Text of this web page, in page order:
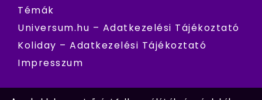
Témák
Universum.hu – Adatkezelési Tájékoztató
Koliday – Adatkezelési Tájékoztató
Impresszum